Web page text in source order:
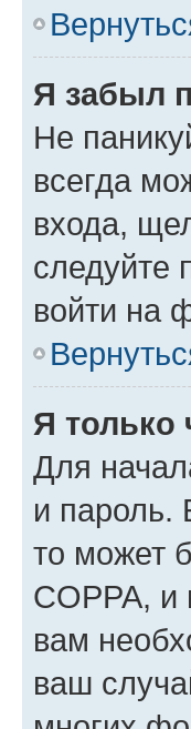
Я забыл
Не
всегда
входа,
следуйте
войти на
Я только
Для
и пароль.
то может
COPPA, и
вам
ваш